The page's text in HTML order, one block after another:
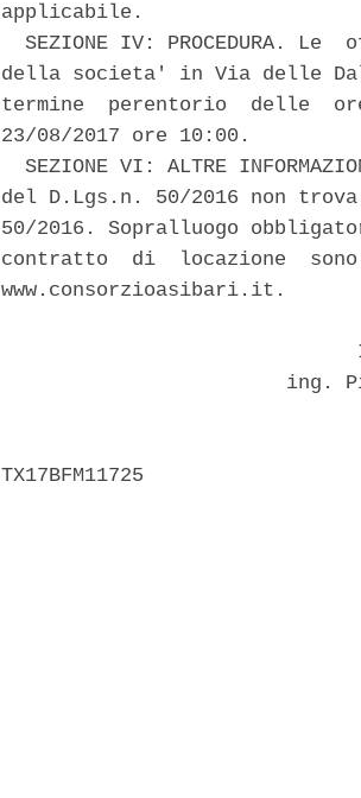
applicabile.
SEZIONE IV: PROCEDURA. Le
della societa' in Via delle
termine  perentorio  delle
23/08/2017 ore 10:00.
SEZIONE VI: ALTRE
del D.Lgs.n. 50/2016 non
50/2016. Sopralluogo
contratto  di  locazione
www.consorzioasibari.it.
ing.